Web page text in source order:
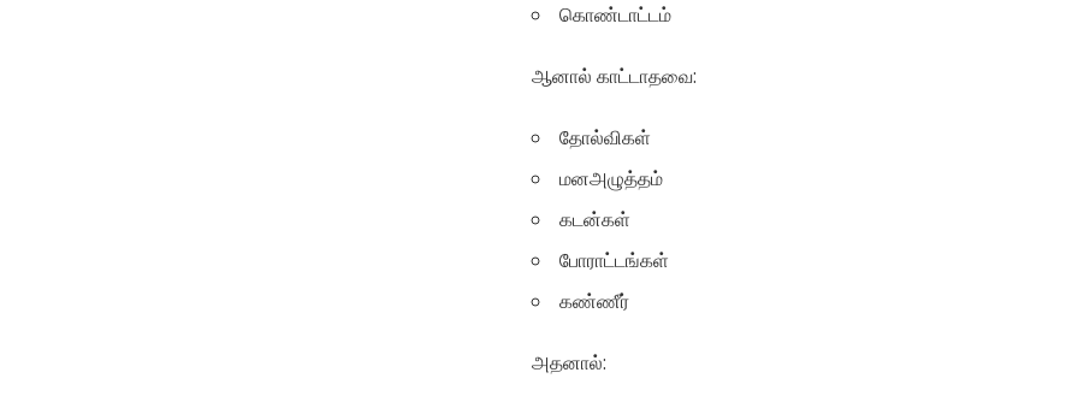
கொண்டாட்டம்
ஆனால் காட்டாதவை:
தோல்விகள்
மனஅழுத்தம்
கடன்கள்
போராட்டங்கள்
கண்ணீர்
அதனால்: